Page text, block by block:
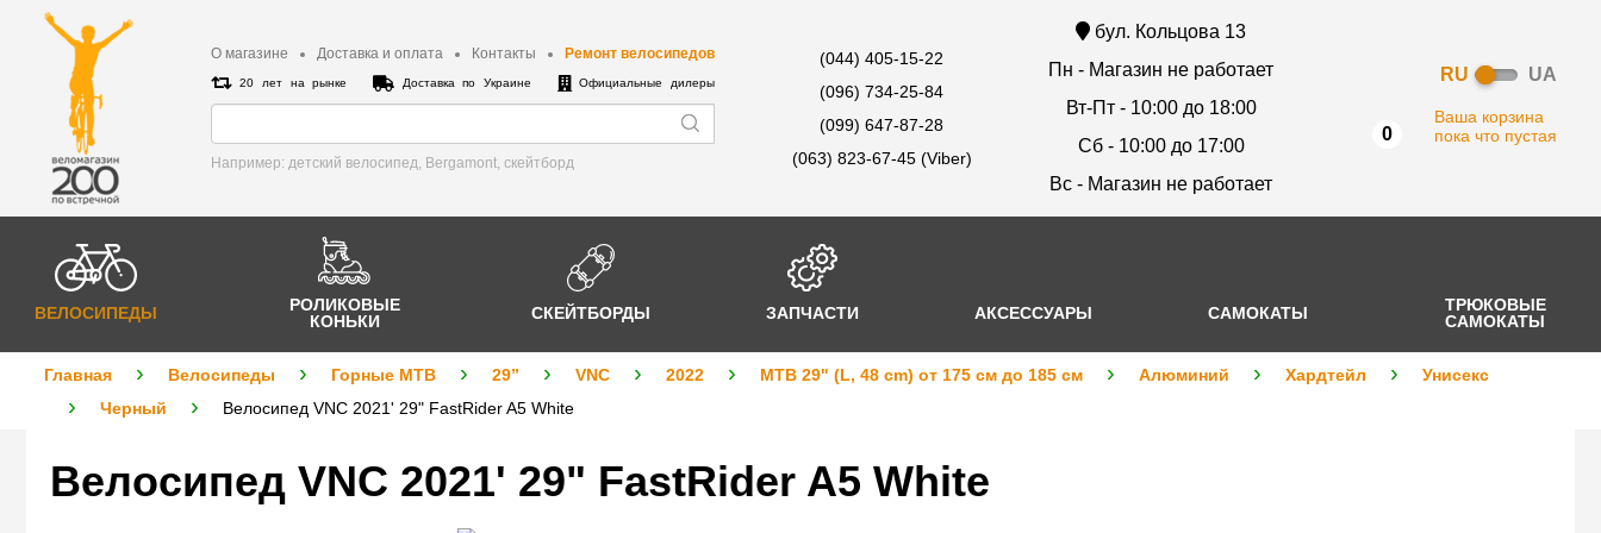
О магазине Доставка и оплата Контакты Ремонт велосипедов
20 лет на рынке Доставка по Украине Официальные дилеры
Например: детский велосипед, Bergamont, cкейтборд
(044) 405-15-22
(096) 734-25-84
(099) 647-87-28
(063) 823-67-45 (Viber)
бул. Кольцова 13
Пн - Магазин не работает
Вт-Пт - 10:00 до 18:00
Сб - 10:00 до 17:00
Вс - Магазин не работает
RU UA
0
Ваша корзина
пока что пустая
ВЕЛОСИПЕДЫ
РОЛИКОВЫЕ
КОНЬКИ
СКЕЙТБОРДЫ ЗАПЧАСТИ АКСЕССУАРЫ САМОКАТЫ
ТРЮКОВЫЕ
САМОКАТЫ
Главная Велосипеды Горные MTB 29” VNC 2022 MTB 29" (L, 48 cm) от 175 см до 185 см Алюминий Хардтейл
Унисекс
Черный
Велосипед VNC 2021' 29" FastRider A5 White
Велосипед VNC 2021' 29" FastRider A5 White